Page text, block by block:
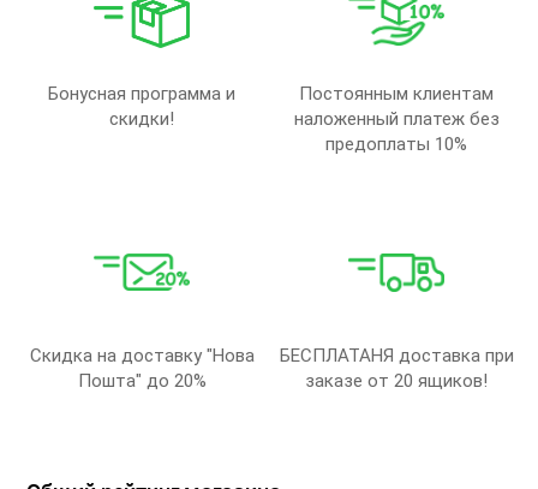
Бонусная программа и
скидки!
Постоянным клиентам
наложенный платеж без
предоплаты 10%
Скидка на доставку "Нова
Пошта" до 20%
БЕСПЛАТАНЯ доставка при
заказе от 20 ящиков!